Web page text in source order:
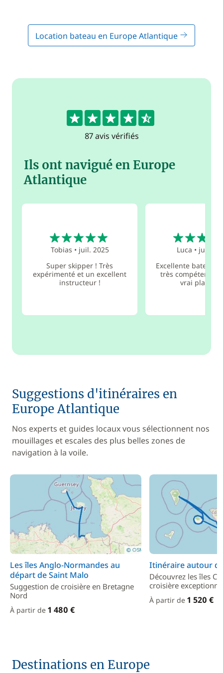
Location bateau en Europe Atlantique
4.7
87 avis vérifiés
Ils ont navigué en Europe
Atlantique
Tobias • juil. 2025
Super skipper ! Très
expérimenté et un excellent
instructeur !
Luca • juin
Excellente bateau
très compétent.
vrai plaisir
Suggestions d'itinéraires en
Europe Atlantique
Nos experts et guides locaux vous sélectionnent nos
mouillages et escales des plus belles zones de
navigation à la voile.
Les îles Anglo-Normandes au
départ de Saint Malo
Suggestion de croisière en Bretagne
Nord
À partir de 1 480 €
Itinéraire autour
Découvrez les îles
croisière
À partir de 1 520 €
Destinations en Europe